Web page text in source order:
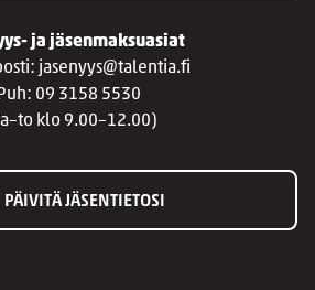
ja jäsenmaksuasiat
jasenyys@talentia.fi
Puh: 09 3158 5530
klo 9.00–12.00)
PÄIVITÄ JÄSENTIETOSI